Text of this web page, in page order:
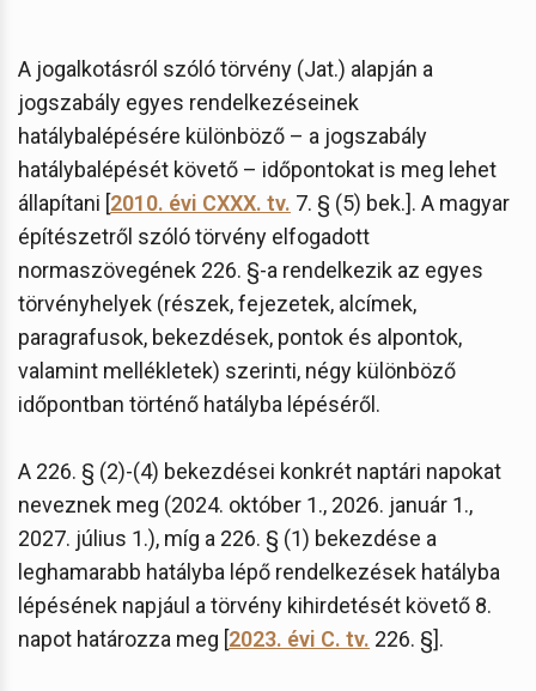
A jogalkotásról szóló törvény (Jat.) alapján a
jogszabály egyes rendelkezéseinek
hatálybalépésére különböző – a jogszabály
hatálybalépését követő – időpontokat is meg lehet
állapítani [2010. évi CXXX. tv. 7. § (5) bek.]. A magyar
építészetről szóló törvény elfogadott
normaszövegének 226. §-a rendelkezik az egyes
törvényhelyek (részek, fejezetek, alcímek,
paragrafusok, bekezdések, pontok és alpontok,
valamint mellékletek) szerinti, négy különböző
időpontban történő hatályba lépéséről.
A 226. § (2)-(4) bekezdései konkrét naptári napokat
neveznek meg (2024. október 1., 2026. január 1.,
2027. július 1.), míg a 226. § (1) bekezdése a
leghamarabb hatályba lépő rendelkezések hatályba
lépésének napjául a törvény kihirdetését követő 8.
napot határozza meg [2023. évi C. tv. 226. §].